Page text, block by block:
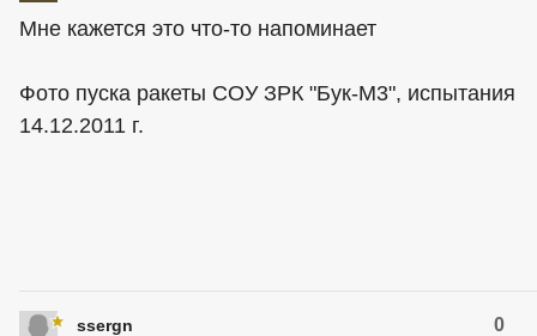
Мне кажется это что-то напоминает
Фото пуска ракеты СОУ ЗРК "Бук-М3", испытания
14.12.2011 г.
ssergn 0